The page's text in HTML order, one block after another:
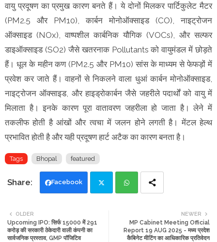
वायु प्रदूषण का प्रमुख कारण बनते हैं। ये दोनों मिलकर पार्टिकुलेट मैटर
(PM2.5 और PM10), कार्बन मोनोऑक्साइड (CO), नाइट्रोजन
ऑक्साइड (NOx), वाष्पशील कार्बनिक यौगिक (VOCs), और सल्फर
डाइऑक्साइड (SO2) जैसे खतरनाक Pollutants को वायुमंडल में छोड़ते
हैं। धूल के महीन कण (PM2.5 और PM10) सांस के माध्यम से फेफड़ों में
प्रवेश कर जाते हैं। वाहनों से निकलने वाला धुआं कार्बन मोनोऑक्साइड,
नाइट्रोजन ऑक्साइड, और हाइड्रोकार्बन जैसे जहरीले पदार्थों को वायु में
मिलाता है। इनके कारण पूरा वातावरण जहरीला हो जाता है। लेने में
तकलीफ होती है आंखों और त्वचा में जलन होने लगती है। मेंटल हेल्थ
प्रभावित होती है और यही प्रदूषण हार्ट अटैक का कारण बनता है।
Tags Bhopal featured
Facebook
tte ats
NEWER
MP Cabinet Meeting Official
Report 19 AUG 2025 - मध्य प्रदेश
कैबिनेट मीटिंग का आधिकारिक प्रतिवेदन
OLDER
Upcoming IPO: सिर्फ 15000 में 291
करोड़ की सरकारी ठेकेदारी वाली कंपनी का
सार्वजनिक प्रस्ताव, GMP पॉजिटिव